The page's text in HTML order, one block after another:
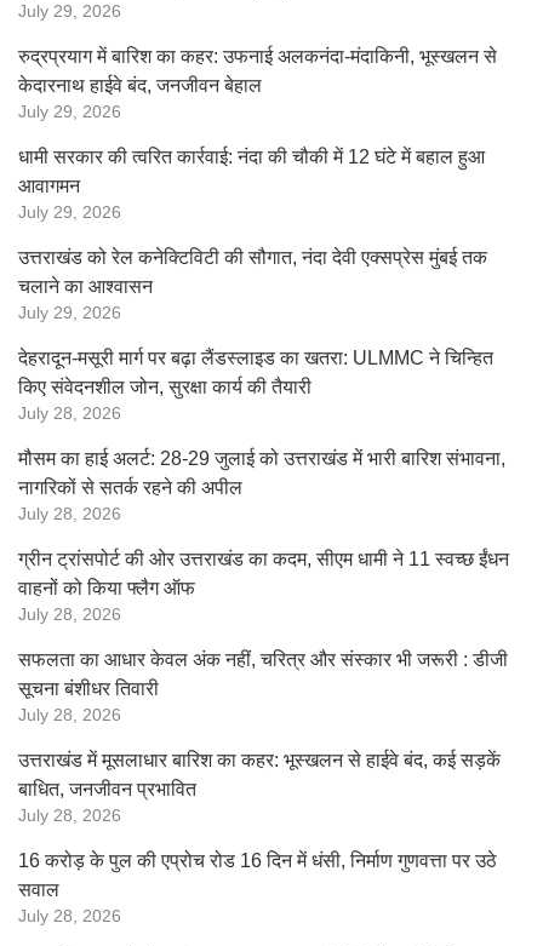
July 29, 2026
रुद्रप्रयाग में बारिश का कहर: उफनाई अलकनंदा-मंदाकिनी, भूस्खलन से
केदारनाथ हाईवे बंद, जनजीवन बेहाल
July 29, 2026
धामी सरकार की त्वरित कार्रवाई: नंदा की चौकी में 12 घंटे में बहाल हुआ
आवागमन
July 29, 2026
उत्तराखंड को रेल कनेक्टिविटी की सौगात, नंदा देवी एक्सप्रेस मुंबई तक
चलाने का आश्वासन
July 29, 2026
देहरादून-मसूरी मार्ग पर बढ़ा लैंडस्लाइड का खतरा: ULMMC ने चिन्हित
किए संवेदनशील जोन, सुरक्षा कार्य की तैयारी
July 28, 2026
मौसम का हाई अलर्ट: 28-29 जुलाई को उत्तराखंड में भारी बारिश संभावना,
नागरिकों से सतर्क रहने की अपील
July 28, 2026
ग्रीन ट्रांसपोर्ट की ओर उत्तराखंड का कदम, सीएम धामी ने 11 स्वच्छ ईंधन
वाहनों को किया फ्लैग ऑफ
July 28, 2026
सफलता का आधार केवल अंक नहीं, चरित्र और संस्कार भी जरूरी : डीजी
सूचना बंशीधर तिवारी
July 28, 2026
उत्तराखंड में मूसलाधार बारिश का कहर: भूस्खलन से हाईवे बंद, कई सड़कें
बाधित, जनजीवन प्रभावित
July 28, 2026
16 करोड़ के पुल की एप्रोच रोड 16 दिन में धंसी, निर्माण गुणवत्ता पर उठे
सवाल
July 28, 2026